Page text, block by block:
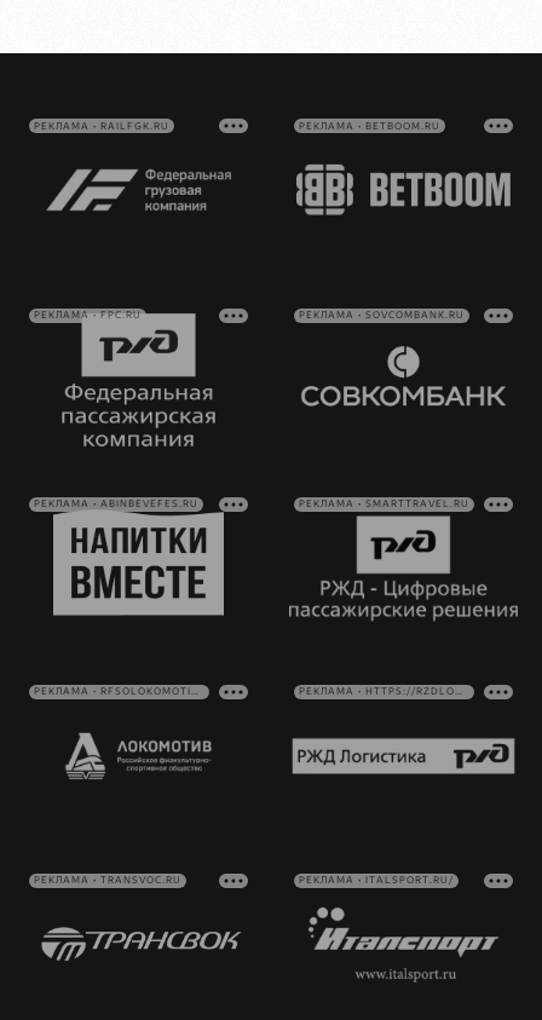
РЕКЛАМА • RAILFGK.RU РЕКЛАМА • BETBOOM.RU
РЕКЛАМА • FPC.RU РЕКЛАМА • SOVCOMBANK.RU
РЕКЛАМА • ABINBEVEFES.RU РЕКЛАМА • SMARTTRAVEL.RU
РЕКЛАМА • RFSOLOKOMOTIV.RU РЕКЛАМА • HTTPS://RZDLOG.RU/
РЕКЛАМА • TRANSVOC.RU РЕКЛАМА • ITALSPORT.RU/